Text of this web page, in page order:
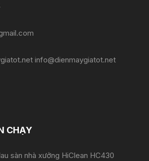
info@dienmaygiatot.net
CHẠY
sàn nhà xưởng HiClean HC430